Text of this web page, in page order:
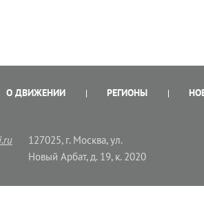
О ДВИЖЕНИИ РЕГИОНЫ
127025, г. Москва, ул.
Новый Арбат, д. 19, к. 2020